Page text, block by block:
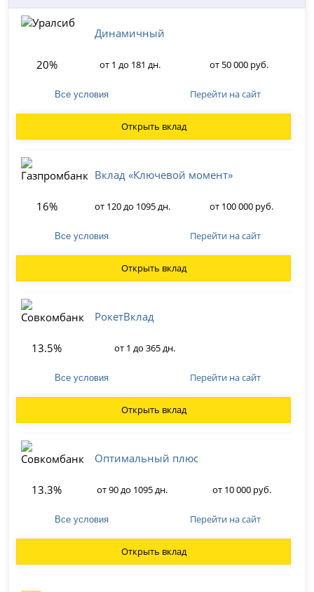
Динамичный
20% от 1 до 181 дн. от 50 000 руб.
Все условия Перейти на сайт
Открыть вклад
Вклад «Ключевой момент»
16% от 120 до 1095 дн. от 100 000 руб.
Все условия Перейти на сайт
Открыть вклад
РокетВклад
13.5% от 1 до 365 дн.
Все условия Перейти на сайт
Открыть вклад
Оптимальный плюс
13.3% от 90 до 1095 дн. от 10 000 руб.
Все условия Перейти на сайт
Открыть вклад